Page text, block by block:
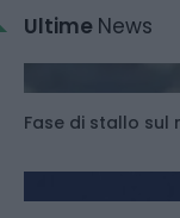
Ultime News
Fase di stallo sul